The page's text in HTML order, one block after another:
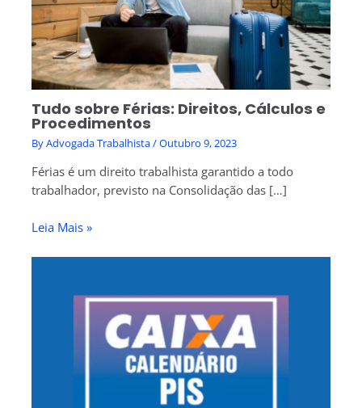
Tudo sobre Férias: Direitos, Cálculos e
Procedimentos
ByAdvogada Trabalhista/Outubro 9, 2023
Férias é um direito trabalhista garantido a todo
trabalhador, previsto na Consolidação das […]
Leia Mais »